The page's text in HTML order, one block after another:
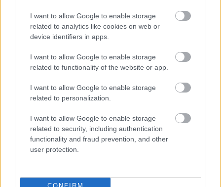
I want to allow Google to enable storage
related to analytics like cookies on web or
device identifiers in apps.
I want to allow Google to enable storage
related to functionality of the website or app.
I want to allow Google to enable storage
related to personalization.
I want to allow Google to enable storage
related to security, including authentication
functionality and fraud prevention, and other
user protection.
Születésnap
AZ EMBERSÉG ÜNNEPE